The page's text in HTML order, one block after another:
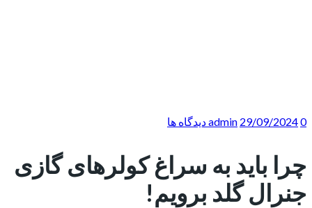
admin 29/09/20240 دیدگاه ها
چرا باید به سراغ کولرهای گازی
جنرال گلد برویم!